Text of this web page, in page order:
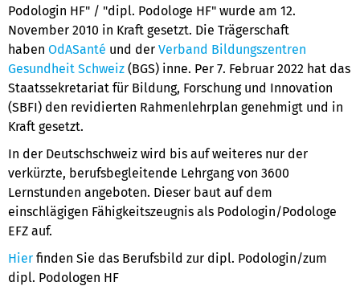
Shop
Stellen-/Raumangebote
Podologin HF" / "dipl. Podologe HF" wurde am 12.
November 2010 in Kraft gesetzt. Die Trägerschaft
haben OdASanté und der Verband Bildungszentren
Gesundheit Schweiz (BGS) inne. Per 7. Februar 2022 hat das
Staatssekretariat für Bildung, Forschung und Innovation
(SBFI) den revidierten Rahmenlehrplan genehmigt und in
Kraft gesetzt.
In der Deutschschweiz wird bis auf weiteres nur der
verkürzte, berufsbegleitende Lehrgang von 3600
Lernstunden angeboten. Dieser baut auf dem
einschlägigen Fähigkeitszeugnis als Podologin/Podologe
EFZ auf.
Hier finden Sie das Berufsbild zur dipl. Podologin/zum
dipl. Podologen HF